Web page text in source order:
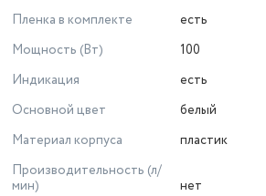
Пленка в комплекте
есть
Мощность (Вт)
100
Индикация
есть
Основной цвет
белый
Материал корпуса
пластик
Производительность (л/
мин)
нет